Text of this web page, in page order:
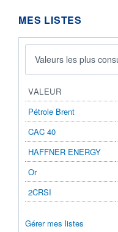
MES LISTES
Valeurs les plus
VALEUR
Pétrole Brent
CAC 40
HAFFNER ENERGY
Or
2CRSI
Gérer mes listes